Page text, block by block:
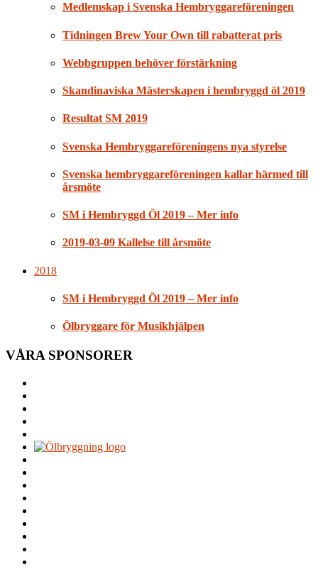
Medlemskap i Svenska Hembryggareföreningen
Tidningen Brew Your Own till rabatterat pris
Webbgruppen behöver förstärkning
Skandinaviska Mästerskapen i hembryggd öl 2019
Resultat SM 2019
Svenska Hembryggareföreningens nya styrelse
Svenska hembryggareföreningen kallar härmed till
årsmöte
SM i Hembryggd Öl 2019 – Mer info
2019-03-09 Kallelse till årsmöte
2018
SM i Hembryggd Öl 2019 – Mer info
Ölbryggare för Musikhjälpen
VÅRA SPONSORER